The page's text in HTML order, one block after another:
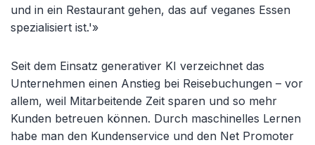
und in ein Restaurant gehen, das auf veganes Essen
spezialisiert ist.'»
Seit dem Einsatz generativer KI verzeichnet das
Unternehmen einen Anstieg bei Reisebuchungen – vor
allem, weil Mitarbeitende Zeit sparen und so mehr
Kunden betreuen können. Durch maschinelles Lernen
habe man den Kundenservice und den Net Promoter